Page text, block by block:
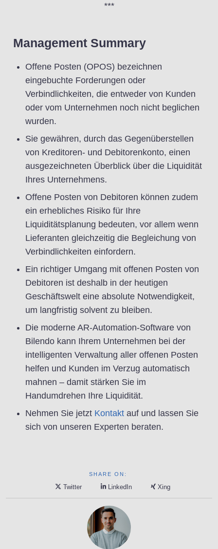
***
Management Summary
Offene Posten (OPOS) bezeichnen
eingebuchte Forderungen oder
Verbindlichkeiten, die entweder von Kunden
oder vom Unternehmen noch nicht beglichen
wurden.
Sie gewähren, durch das Gegenüberstellen
von Kreditoren- und Debitorenkonto, einen
ausgezeichneten Überblick über die Liquidität
Ihres Unternehmens.
Offene Posten von Debitoren können zudem
ein erhebliches Risiko für Ihre
Liquiditätsplanung bedeuten, vor allem wenn
Lieferanten gleichzeitig die Begleichung von
Verbindlichkeiten einfordern.
Ein richtiger Umgang mit offenen Posten von
Debitoren ist deshalb in der heutigen
Geschäftswelt eine absolute Notwendigkeit,
um langfristig solvent zu bleiben.
Die moderne AR-Automation-Software von
Bilendo kann Ihrem Unternehmen bei der
intelligenten Verwaltung aller offenen Posten
helfen und Kunden im Verzug automatisch
mahnen – damit stärken Sie im
Handumdrehen Ihre Liquidität.
Nehmen Sie jetzt Kontakt auf und lassen Sie
sich von unseren Experten beraten.
SHARE ON:
Twitter LinkedIn Xing